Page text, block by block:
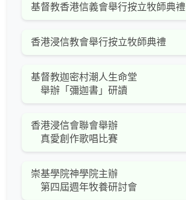
基督教香港信義會舉行按立牧師典禮
香港浸信教會舉行按立牧師典禮
基督教迦密村潮人生命堂
舉辦「彌迦書」研讀
香港浸信會聯會舉辦
真愛創作歌唱比賽
崇基學院神學院主辦
第四屆週年牧養研討會